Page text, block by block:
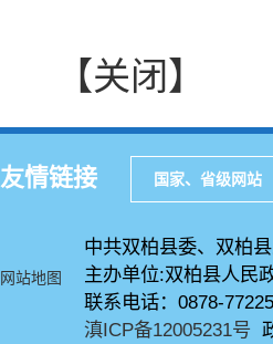
【关闭】
友情链接 国家、省级网站
网站地图
中共双柏县委、双柏
主办单位:双柏县人
联系电话：0878-
滇ICP备12005231号